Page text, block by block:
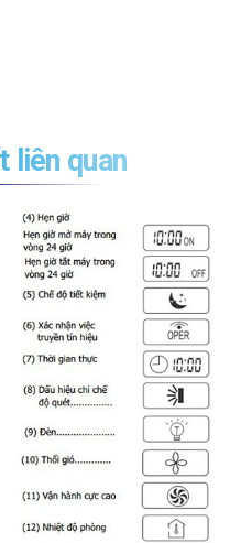
liên quan